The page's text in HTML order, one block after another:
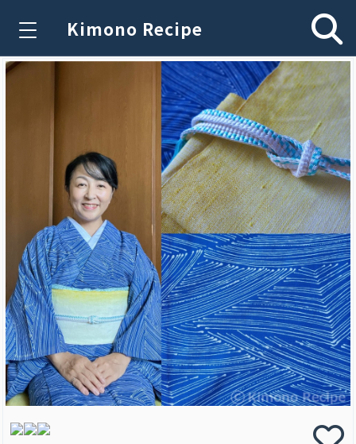
Kimono Recipe